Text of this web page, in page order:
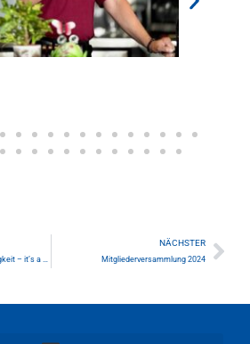
Digitalisierung und Nachhaltigkeit – it’s a match?!
NÄCHSTER
Mitgliederversammlung 2024